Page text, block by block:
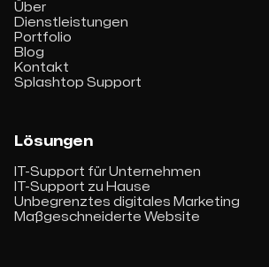
Über
Dienstleistungen
Portfolio
Blog
Kontakt
Splashtop Support
Lösungen
IT-Support für Unternehmen
IT-Support zu Hause
Unbegrenztes digitales Marketing
Maßgeschneiderte Website